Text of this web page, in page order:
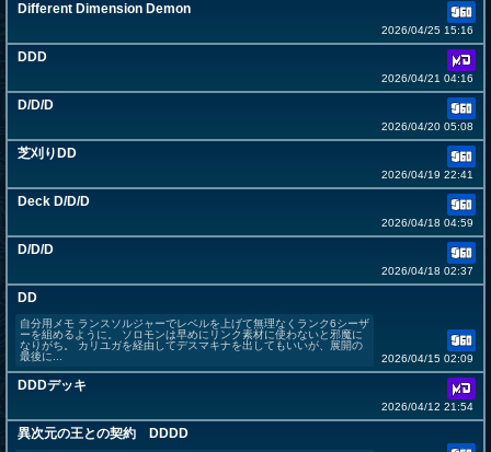
Different Dimension Demon
2026/04/25 15:16
DDD
2026/04/21 04:16
D/D/D
2026/04/20 05:08
芝刈りDD
2026/04/19 22:41
Deck D/D/D
2026/04/18 04:59
D/D/D
2026/04/18 02:37
DD
自分用メモ ランスソルジャーでレベルを上げて無理なくランク6シーザ
ーを組めるように。 ソロモンは早めにリンク素材に使わないと邪魔に
なりがち。 カリユガを経由してデスマキナを出してもいいが、展開の
最後に...
2026/04/15 02:09
DDDデッキ
2026/04/12 21:54
異次元の王との契約 DDDD